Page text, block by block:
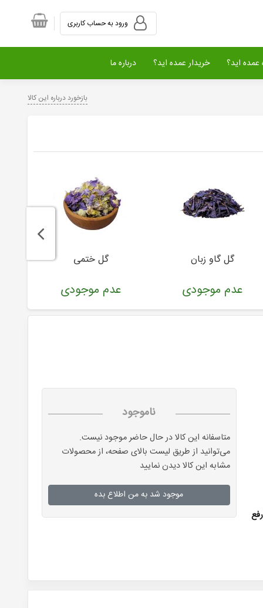
عمده اید؟ خریدار عمده اید؟ درباره ما
بازخورد درباره این کالا
گل گاو زبان
عدم موجودی
گل ختمی
عدم موجودی
ناموجود
متاسفانه این کالا در حال حاضر موجود نیست.
می‌توانید از طریق لیست بالای صفحه، از محصولات
مشابه این کالا دیدن نمایید
موجود شد به من اطلاع بده